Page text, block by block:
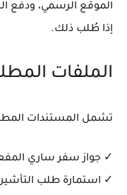
الموقع الرسمي، ودفع
إذا طُلب ذلك.
الملفات
تشمل المستندات
✓ جواز سفر ساري
✓ استمارة طلب